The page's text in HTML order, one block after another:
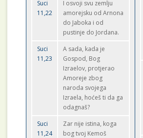
Suci
11,22
I osvoji svu zemlju
amorejsku od Arnona
do Jaboka i od
pustinje do Jordana.
Suci
11,23
A sada, kada je
Gospod, Bog
Izraelov, protjerao
Amoreje zbog
naroda svojega
Izraela, hoćeš ti da ga
odagnaš?
Suci
11,24
Zar nije istina, koga
bog tvoj Kemoš